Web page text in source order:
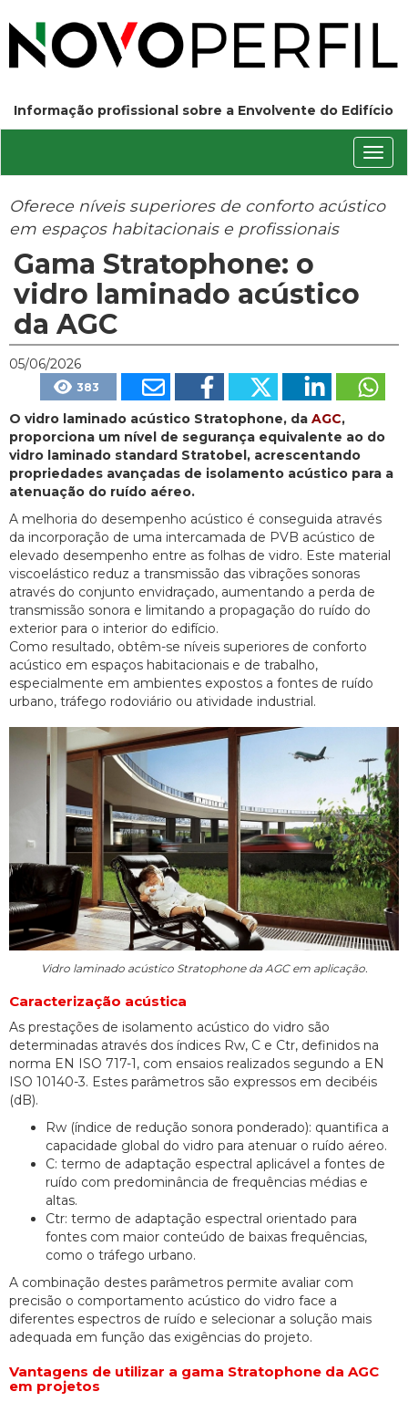
Informação profissional sobre a Envolvente do Edifício
Oferece níveis superiores de conforto acústico
em espaços habitacionais e profissionais
Gama Stratophone: o
vidro laminado acústico
da AGC
05/06/2026
383
O vidro laminado acústico Stratophone, da AGC,
proporciona um nível de segurança equivalente ao do
vidro laminado standard Stratobel, acrescentando
propriedades avançadas de isolamento acústico para a
atenuação do ruído aéreo.
A melhoria do desempenho acústico é conseguida através
da incorporação de uma intercamada de PVB acústico de
elevado desempenho entre as folhas de vidro. Este material
viscoelástico reduz a transmissão das vibrações sonoras
através do conjunto envidraçado, aumentando a perda de
transmissão sonora e limitando a propagação do ruído do
exterior para o interior do edifício.
Como resultado, obtêm-se níveis superiores de conforto
acústico em espaços habitacionais e de trabalho,
especialmente em ambientes expostos a fontes de ruído
urbano, tráfego rodoviário ou atividade industrial.
Vidro laminado acústico Stratophone da AGC em aplicação.
Caracterização acústica
As prestações de isolamento acústico do vidro são
determinadas através dos índices Rw, C e Ctr, definidos na
norma EN ISO 717-1, com ensaios realizados segundo a EN
ISO 10140-3. Estes parâmetros são expressos em decibéis
(dB).
Rw (índice de redução sonora ponderado): quantifica a
capacidade global do vidro para atenuar o ruído aéreo.
C: termo de adaptação espectral aplicável a fontes de
ruído com predominância de frequências médias e
altas.
Ctr: termo de adaptação espectral orientado para
fontes com maior conteúdo de baixas frequências,
como o tráfego urbano.
A combinação destes parâmetros permite avaliar com
precisão o comportamento acústico do vidro face a
diferentes espectros de ruído e selecionar a solução mais
adequada em função das exigências do projeto.
Vantagens de utilizar a gama Stratophone da AGC
em projetos